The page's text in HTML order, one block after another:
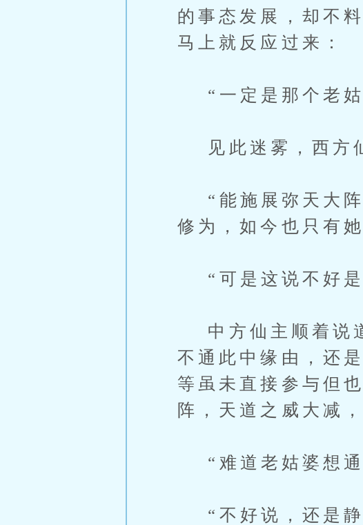
的事态发展，却不
马上就反应过来：
“一定是那个老姑
见此迷雾，西方
“能施展弥天大阵
修为，如今也只有
“可是这说不好是
中方仙主顺着说
不通此中缘由，还
等虽未直接参与但
阵，天道之威大减
“难道老姑婆想通
“不好说，还是静